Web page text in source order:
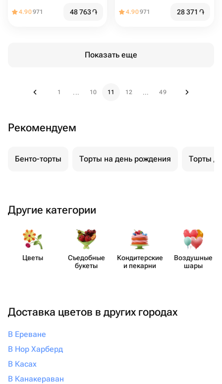
4.90971 48 763֏ 4.90971 28 371 ֏
Показать еще
1 ... 10 11 12 ... 49
Рекомендуем
Бенто-торты Торты на день рождения Торты
Другие категории
Цветы
Съедобные
букеты
Кондит​ерские
и пекарни
Воздушные
шары
Доставка цветов в других городах
В Ереване
В Нор Харберд
В Касах
В Канакераван